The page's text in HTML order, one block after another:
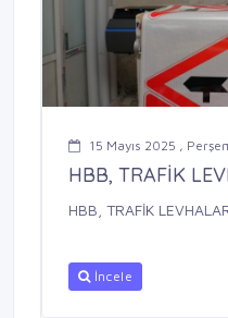
15 Mayıs 2025 ,
HBB, TRAFİK
HBB, TRAFİK
İncele